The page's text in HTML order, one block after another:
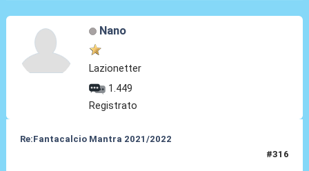
Nano
Lazionetter
1.449
Registrato
Re:Fantacalcio Mantra 2021/2022
#316